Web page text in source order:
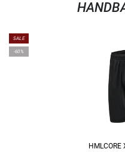
SALE
-60%
HMLCORE